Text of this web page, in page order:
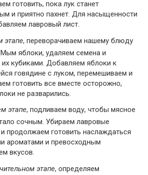
готовить, пока лук станет
и приятно пахнет. Для насыщенности
лавровый лист.
этапе, переворачиваем нашему блюду
Мым яблоки, удаляем семена и
их кубиками. Добавляем яблоки к
говядине с луком, перемешиваем и
готовить все вместе осторожно,
не разварились.
этапе, подливаем воду, чтобы мясное
сочным. Убираем лавровые
продолжаем готовить наслаждаться
ароматами и превосходным
вкусов.
этапе, определяем